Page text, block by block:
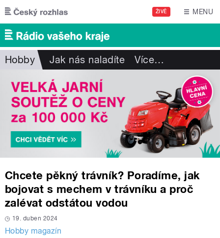
Přejít k hlavnímu obsahu
ŽIVĚ MENU
Hobby Jak nás naladíte Více…
Chcete pěkný trávník? Poradíme, jak
bojovat s mechem v trávníku a proč
zalévat odstátou vodou
19. duben 2024
Hobby magazín